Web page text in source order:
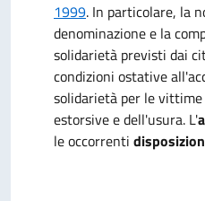
1999. In particolare, la
denominazione e la
solidarietà previsti dai
condizioni ostative
solidarietà per le
estorsive e dell'usura. L'
le occorrenti